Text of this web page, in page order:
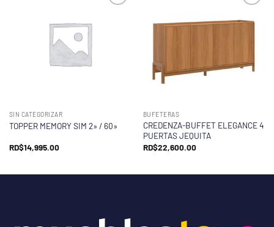
SIN CATEGORIZAR
TOPPER MEMORY SIM 2» / 60»
RD$14,995.00
BUFETERAS
CREDENZA-BUFFET ELEGANCE 4
PUERTAS JEQUITA
RD$22,600.00